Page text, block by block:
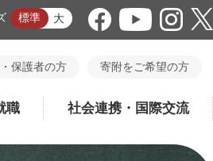
標準 大
保護者の方 寄附をご希望の方
職 社会連携・国際交流